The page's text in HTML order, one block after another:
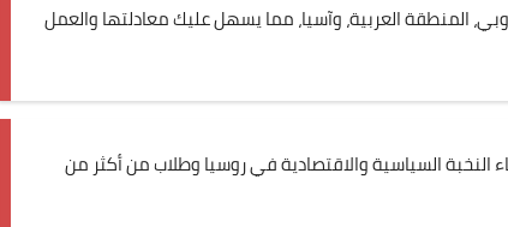
المنطقة العربية، وآسيا، مما يسهل عليك معادلتها والعمل
النخبة السياسية والاقتصادية في روسيا وطلاب من أكثر من